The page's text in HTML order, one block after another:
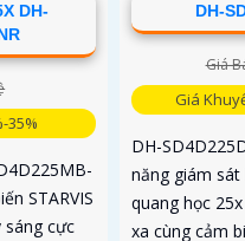
DH-
35%
STARVIS
sáng cực
DH-
Giá
Giá
DH-
năng giám
quang học
xa cùng cảm